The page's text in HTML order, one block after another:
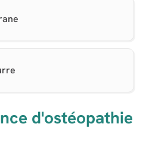
d'ostéopathie